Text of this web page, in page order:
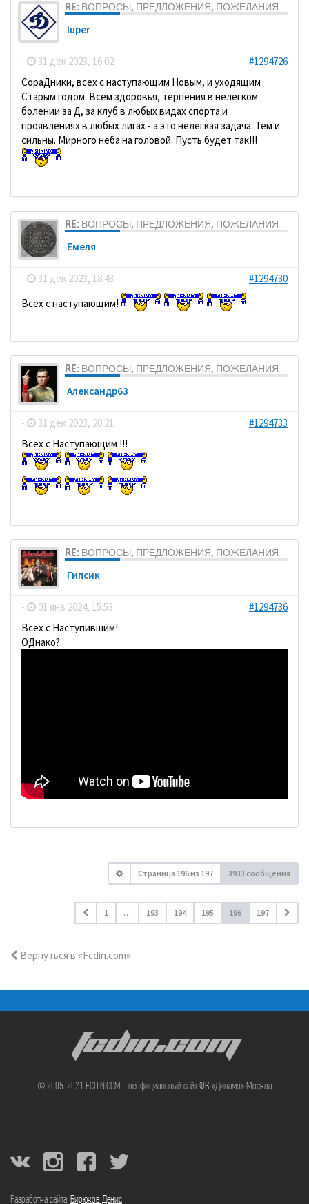
RE: ВОПРОСЫ, ПРЕДЛОЖЕНИЯ, ПОЖЕЛАНИЯ
luper
- 31 дек 2023, 16:02
#1294726
СораДники, всех с наступающим Новым, и уходящим
Старым годом. Всем здоровья, терпения в нелёгком
болении за Д, за клуб в любых видах спорта и
проявлениях в любых лигах - а это нелёгкая задача. Тем и
сильны. Мирного неба на головой. Пусть будет так!!!
RE: ВОПРОСЫ, ПРЕДЛОЖЕНИЯ, ПОЖЕЛАНИЯ
Емеля
- 31 дек 2023, 18:43
#1294730
Всех с наступающим!
:
RE: ВОПРОСЫ, ПРЕДЛОЖЕНИЯ, ПОЖЕЛАНИЯ
Александр63
- 31 дек 2023, 20:21
#1294733
Всех с Наступающим !!!
RE: ВОПРОСЫ, ПРЕДЛОЖЕНИЯ, ПОЖЕЛАНИЯ
Гипсик
- 01 янв 2024, 15:53
#1294736
Всех с Наступившим!
ОДнако?
Страница 196из 197 3933 сообщения
1 … 193 194 195 196 197
Вернуться в «Fcdin.com»
FCDIN.COM
© 2005-2021 FCDIN.COM - неофициальный сайт ФК «Динамо» Москва
Разработка сайта: Бирюков Денис